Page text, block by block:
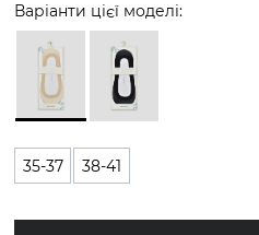
Варіанти цієї моделі:
35-37 38-41